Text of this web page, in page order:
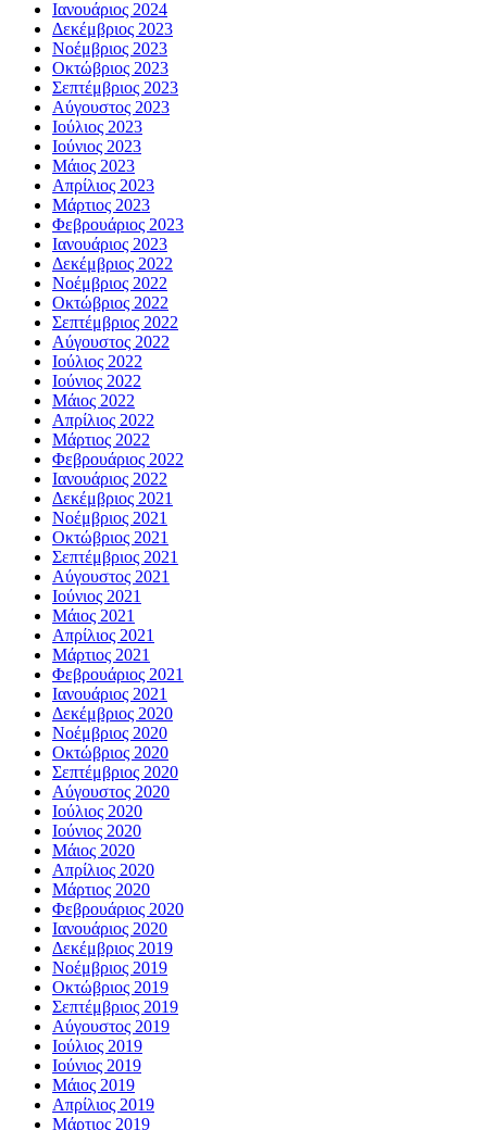
Ιανουάριος 2024
Δεκέμβριος 2023
Νοέμβριος 2023
Οκτώβριος 2023
Σεπτέμβριος 2023
Αύγουστος 2023
Ιούλιος 2023
Ιούνιος 2023
Μάιος 2023
Απρίλιος 2023
Μάρτιος 2023
Φεβρουάριος 2023
Ιανουάριος 2023
Δεκέμβριος 2022
Νοέμβριος 2022
Οκτώβριος 2022
Σεπτέμβριος 2022
Αύγουστος 2022
Ιούλιος 2022
Ιούνιος 2022
Μάιος 2022
Απρίλιος 2022
Μάρτιος 2022
Φεβρουάριος 2022
Ιανουάριος 2022
Δεκέμβριος 2021
Νοέμβριος 2021
Οκτώβριος 2021
Σεπτέμβριος 2021
Αύγουστος 2021
Ιούνιος 2021
Μάιος 2021
Απρίλιος 2021
Μάρτιος 2021
Φεβρουάριος 2021
Ιανουάριος 2021
Δεκέμβριος 2020
Νοέμβριος 2020
Οκτώβριος 2020
Σεπτέμβριος 2020
Αύγουστος 2020
Ιούλιος 2020
Ιούνιος 2020
Μάιος 2020
Απρίλιος 2020
Μάρτιος 2020
Φεβρουάριος 2020
Ιανουάριος 2020
Δεκέμβριος 2019
Νοέμβριος 2019
Οκτώβριος 2019
Σεπτέμβριος 2019
Αύγουστος 2019
Ιούλιος 2019
Ιούνιος 2019
Μάιος 2019
Απρίλιος 2019
Μάρτιος 2019